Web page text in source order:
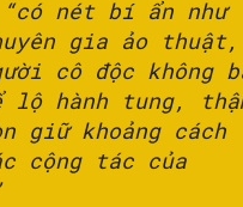
“có nét bí ẩn như
gia ảo thuật,
cô độc không
lộ hành tung,
giữ khoảng cách
cộng tác của